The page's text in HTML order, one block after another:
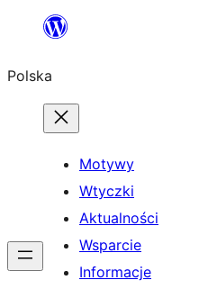
Przejdź
treści
Polska
Motywy
Wtyczki
Aktualności
Wsparcie
Informacje